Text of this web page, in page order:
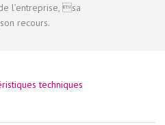
l’entreprise, sa
recours.
techniques